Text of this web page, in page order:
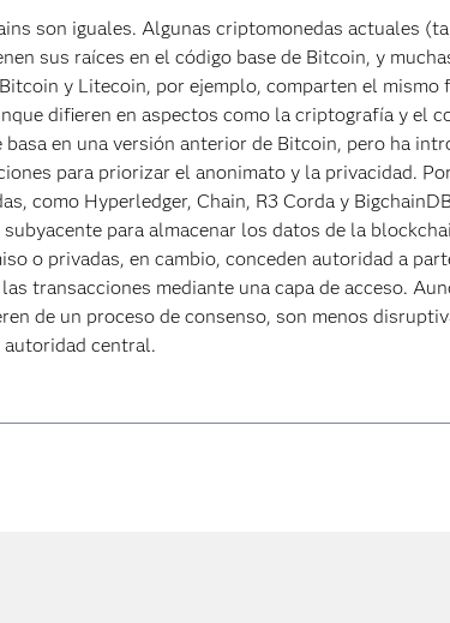
son iguales. Algunas criptomonedas actuales
sus raíces en el código base de Bitcoin, y
y Litecoin, por ejemplo, comparten el mismo
difieren en aspectos como la criptografía y el
en una versión anterior de Bitcoin, pero ha
para priorizar el anonimato y la privacidad.
como Hyperledger, Chain, R3 Corda y
para almacenar los datos de la
o privadas, en cambio, conceden autoridad a
transacciones mediante una capa de acceso.
de un proceso de consenso, son menos
autoridad central.